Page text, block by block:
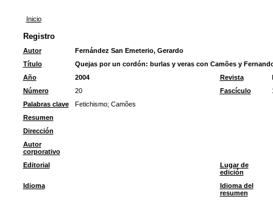
Inicio
Registro
Autor
Fernández San Emeterio, Gerardo
Título
Quejas por un cordón: burlas y veras con Camões y
Año
2004 Revista
Número
20 Fascículo
Palabras clave
Fetichismo; Camões
Resumen
Dirección
Autor
corporativo
Editorial
Lugar de
edición
Idioma
Idioma del
resumen